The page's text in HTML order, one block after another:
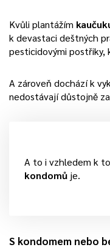
Kvůli plantážím
k devastaci deštných
pesticidovými postřiky,
A zároveň dochází k
nedostávají důstojně
A to i vzhledem k
kondomů je.
S kondomem nebo